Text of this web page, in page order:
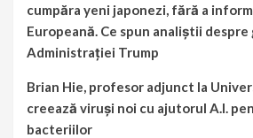
cumpăra yeni japonezi, fără a
Europeană. Ce spun analiștii
Administrației Trump
Brian Hie, profesor adjunct la
creează viruși noi cu ajutorul A.I.
bacteriilor